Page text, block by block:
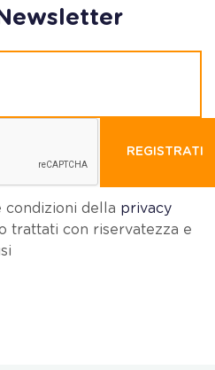
REGISTRATI
condizioni della privacy
trattati con riservatezza e